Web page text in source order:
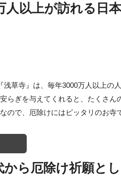
人以上が訪れる日
草寺』は、毎年3000万人以上の
らぎを与えてくれると、たくさん
ので、厄除けにはピッタリのお寺
から厄除け祈願と